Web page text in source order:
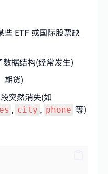
ETF 或国际股票缺
据结构(经常发生)
期货)
突然消失(如
, city , phone 等)